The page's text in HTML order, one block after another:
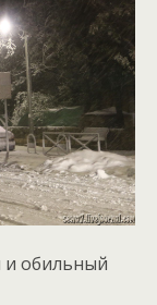
и обильный